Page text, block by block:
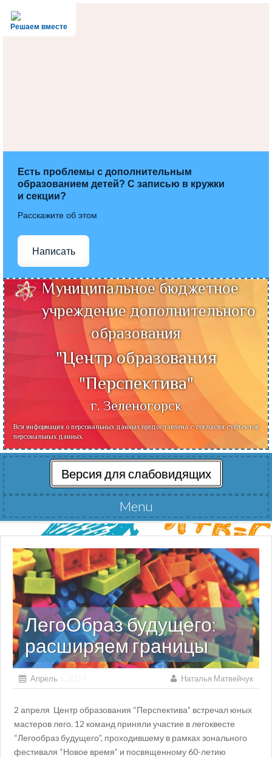
Решаем вместе
Есть проблемы с дополнительным
образованием детей? С записью в кружки
и секции?
Расскажите об этом
Написать
Муниципальное бюджетное
учреждение дополнительного
образования
"Центр образования
"Перспектива"
г. Зеленогорск
Вся информация о персональных данных предоставлена с согласия субъектов
персональных данных.
Версия для слабовидящих
Menu
Читать далее
ЛегоОбраз будущего:
расширяем границы
Апрель 6, 2019 Наталья Матвейчук
2 апреля Центр образования “Перспектива” встречал юных
мастеров лего. 12 команд приняли участие в легоквесте
“Легообраз будущего”, проходившему в рамках зонального
фестиваля “Новое время” и посвященному 60-летию